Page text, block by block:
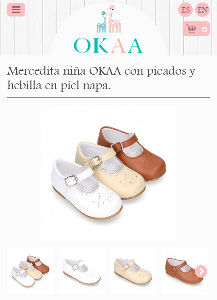
ES EN
0
Mercedita niña OKAA con picados y
hebilla en piel napa.